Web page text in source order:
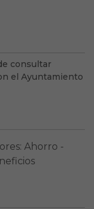
consultar
el Ayuntamiento
Ahorro -